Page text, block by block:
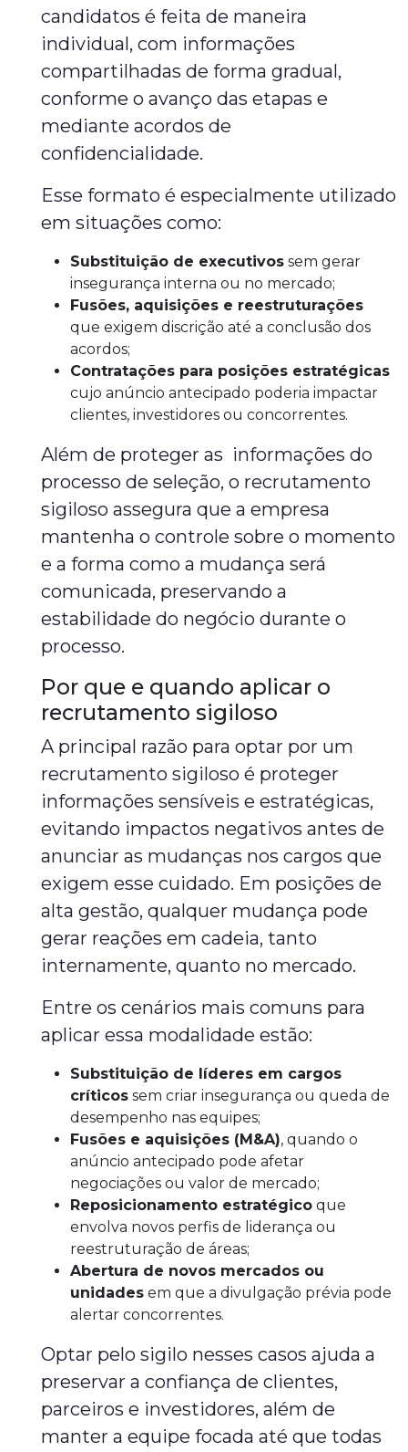
candidatos é feita de maneira
individual, com informações
compartilhadas de forma gradual,
conforme o avanço das etapas e
mediante acordos de
confidencialidade.
Esse formato é especialmente utilizado
em situações como:
Substituição de executivos sem gerar
insegurança interna ou no mercado;
Fusões, aquisições e reestruturações
que exigem discrição até a conclusão dos
acordos;
Contratações para posições estratégicas
cujo anúncio antecipado poderia impactar
clientes, investidores ou concorrentes.
Além de proteger as informações do
processo de seleção, o recrutamento
sigiloso assegura que a empresa
mantenha o controle sobre o momento
e a forma como a mudança será
comunicada, preservando a
estabilidade do negócio durante o
processo.
Por que e quando aplicar o
recrutamento sigiloso
A principal razão para optar por um
recrutamento sigiloso é proteger
informações sensíveis e estratégicas,
evitando impactos negativos antes de
anunciar as mudanças nos cargos que
exigem esse cuidado. Em posições de
alta gestão, qualquer mudança pode
gerar reações em cadeia, tanto
internamente, quanto no mercado.
Entre os cenários mais comuns para
aplicar essa modalidade estão:
Substituição de líderes em cargos
críticos sem criar insegurança ou queda de
desempenho nas equipes;
Fusões e aquisições (M&A), quando o
anúncio antecipado pode afetar
negociações ou valor de mercado;
Reposicionamento estratégico que
envolva novos perfis de liderança ou
reestruturação de áreas;
Abertura de novos mercados ou
unidades em que a divulgação prévia pode
alertar concorrentes.
Optar pelo sigilo nesses casos ajuda a
preservar a confiança de clientes,
parceiros e investidores, além de
manter a equipe focada até que todas